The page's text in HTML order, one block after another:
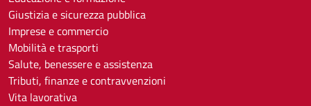
Giustizia e sicurezza pubblica
Imprese e commercio
Mobilità e trasporti
Salute, benessere e assistenza
Tributi, finanze e contravvenzioni
Vita lavorativa